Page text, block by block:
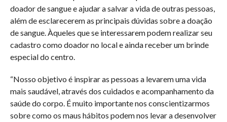
doador de sangue e ajudar a salvar a vida de outras pessoas,
além de esclarecerem as principais dúvidas sobre a doação
de sangue. Àqueles que se interessarem podem realizar seu
cadastro como doador no local e ainda receber um brinde
especial do centro.
“Nosso objetivo é inspirar as pessoas a levarem uma vida
mais saudável, através dos cuidados e acompanhamento da
saúde do corpo. É muito importante nos conscientizarmos
sobre como os maus hábitos podem nos levar a desenvolver